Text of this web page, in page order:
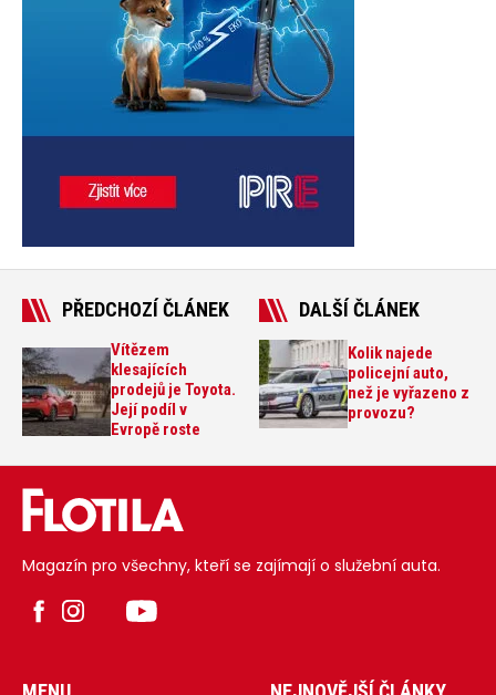
PŘEDCHOZÍ ČLÁNEK
Vítězem
klesajících
prodejů je Toyota.
Její podíl v
Evropě roste
DALŠÍ ČLÁNEK
Kolik najede
policejní auto,
než je vyřazeno z
provozu?
Magazín pro všechny, kteří se zajímají o služební auta.